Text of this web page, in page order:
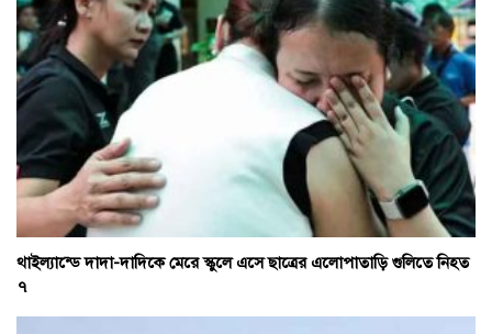
থাইল্যান্ডে দাদা-দাদিকে মেরে স্কুলে এসে ছাত্রের এলোপাতাড়ি গুলিতে নিহত
৭